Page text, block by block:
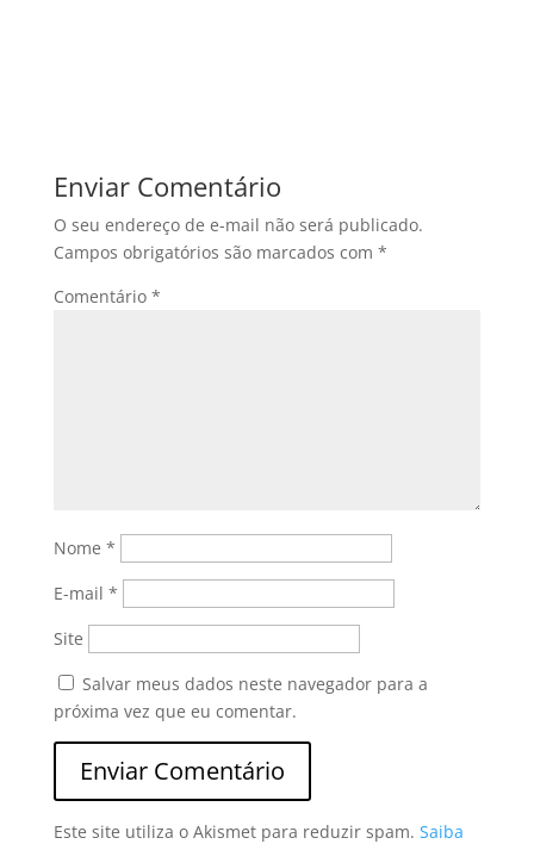
Enviar Comentário
O seu endereço de e-mail não será publicado.
Campos obrigatórios são marcados com *
Comentário *
Nome *
E-mail *
Site
Salvar meus dados neste navegador para a
próxima vez que eu comentar.
Este site utiliza o Akismet para reduzir spam. Saiba